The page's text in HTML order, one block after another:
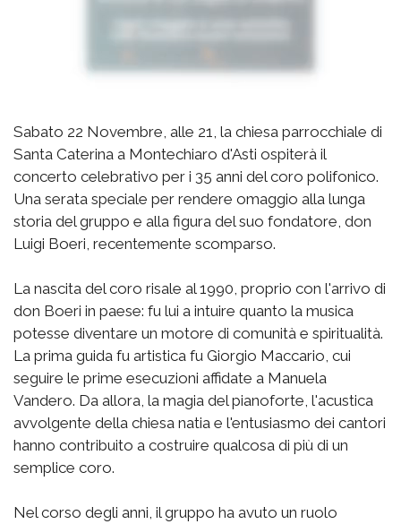
Sabato 22 Novembre, alle 21, la chiesa parrocchiale di
Santa Caterina a Montechiaro d'Asti ospiterà il
concerto celebrativo per i 35 anni del coro polifonico.
Una serata speciale per rendere omaggio alla lunga
storia del gruppo e alla figura del suo fondatore, don
Luigi Boeri, recentemente scomparso.
La nascita del coro risale al 1990, proprio con l'arrivo di
don Boeri in paese: fu lui a intuire quanto la musica
potesse diventare un motore di comunità e spiritualità.
La prima guida fu artistica fu Giorgio Maccario, cui
seguire le prime esecuzioni affidate a Manuela
Vandero. Da allora, la magia del pianoforte, l'acustica
avvolgente della chiesa natia e l'entusiasmo dei cantori
hanno contribuito a costruire qualcosa di più di un
semplice coro.
Nel corso degli anni, il gruppo ha avuto un ruolo